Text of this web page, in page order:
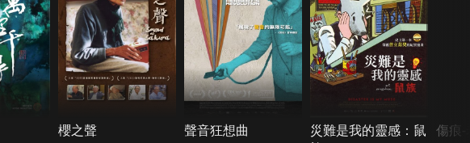
櫻之聲 聲音狂想曲
災難是我的靈感：鼠
傷痕-